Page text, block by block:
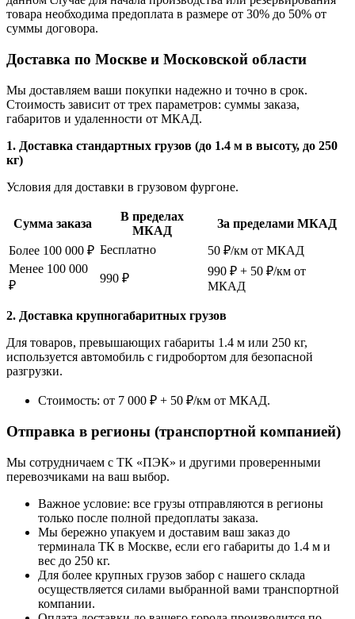
товара необходима предоплата в размере от 30% до 50% от
суммы договора.
Доставка по Москве и Московской области
Мы доставляем ваши покупки надежно и точно в срок.
Стоимость зависит от трех параметров: суммы заказа,
габаритов и удаленности от МКАД.
1. Доставка стандартных грузов (до 1.4 м в высоту, до 250
кг)
Условия для доставки в грузовом фургоне.
Сумма заказа
В пределах
МКАД
За пределами МКАД
Более 100 000 ₽ Бесплатно
50 ₽/км от МКАД
Менее 100 000
₽
990 ₽
990 ₽ + 50 ₽/км от
МКАД
2. Доставка крупногабаритных грузов
Для товаров, превышающих габариты 1.4 м или 250 кг,
используется автомобиль с гидробортом для безопасной
разгрузки.
Стоимость: от 7 000 ₽ + 50 ₽/км от МКАД.
Отправка в регионы (транспортной компанией)
Мы сотрудничаем с ТК «ПЭК» и другими проверенными
перевозчиками на ваш выбор.
Важное условие: все грузы отправляются в регионы
только после полной предоплаты заказа.
Мы бережно упакуем и доставим ваш заказ до
терминала ТК в Москве, если его габариты до 1.4 м и
вес до 250 кг.
Для более крупных грузов забор с нашего склада
осуществляется силами выбранной вами транспортной
компании.